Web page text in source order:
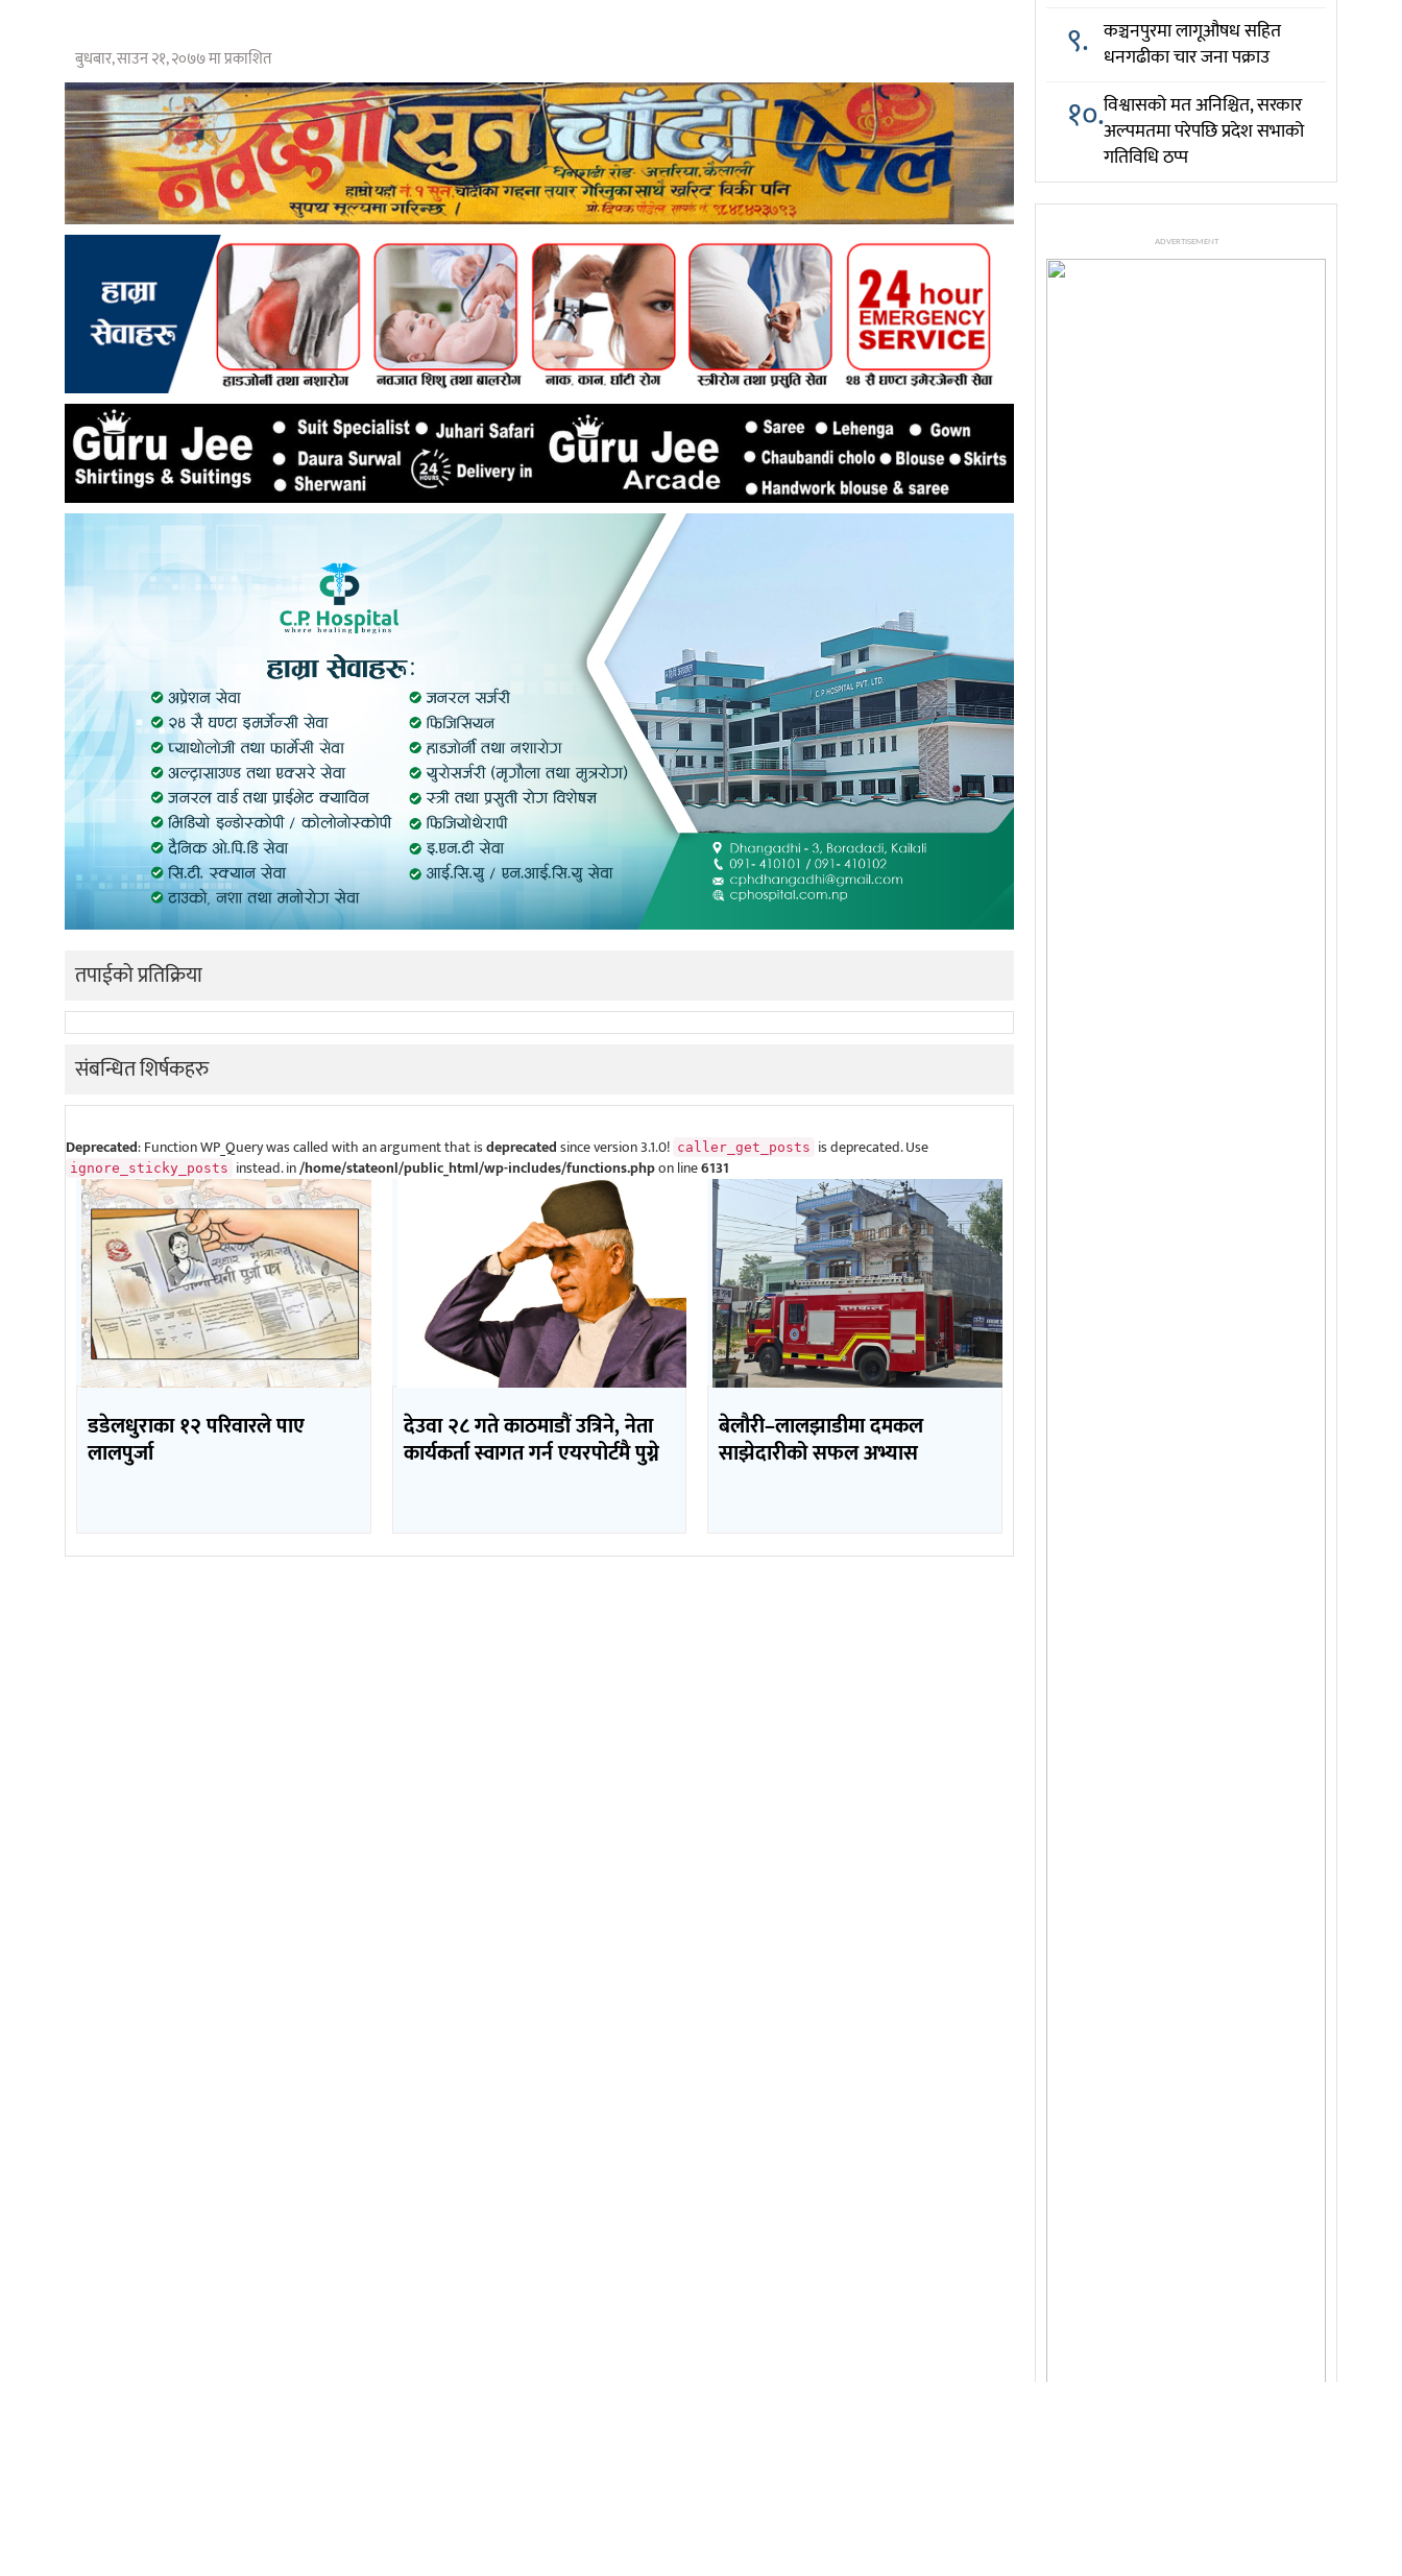
बुधबार, साउन २१, २०७७ मा प्रकाशित
तपाईको प्रतिक्रिया
संबन्धित शिर्षकहरु
Deprecated: Function WP_Query was called with an argument that isdeprecatedsince version 3.1.0! caller_get_posts is deprecated. Use
ignore_sticky_posts instead. in/home/stateonl/public_html/wp-includes/functions.phpon line6131
डडेलधुराका १२ परिवारले पाए
लालपुर्जा
देउवा २८ गते काठमाडौं उत्रिने, नेता
कार्यकर्ता स्वागत गर्न एयरपोर्टमै पुग्ने
बेलौरी–लालझाडीमा दमकल
साझेदारीको सफल अभ्यास
९. कञ्चनपुरमा लागूऔषध सहित
धनगढीका चार जना पक्राउ
१०.विश्वासको मत अनिश्चित, सरकार
अल्पमतमा परेपछि प्रदेश सभाको
गतिविधि ठप्प
ADVERTISEMENT